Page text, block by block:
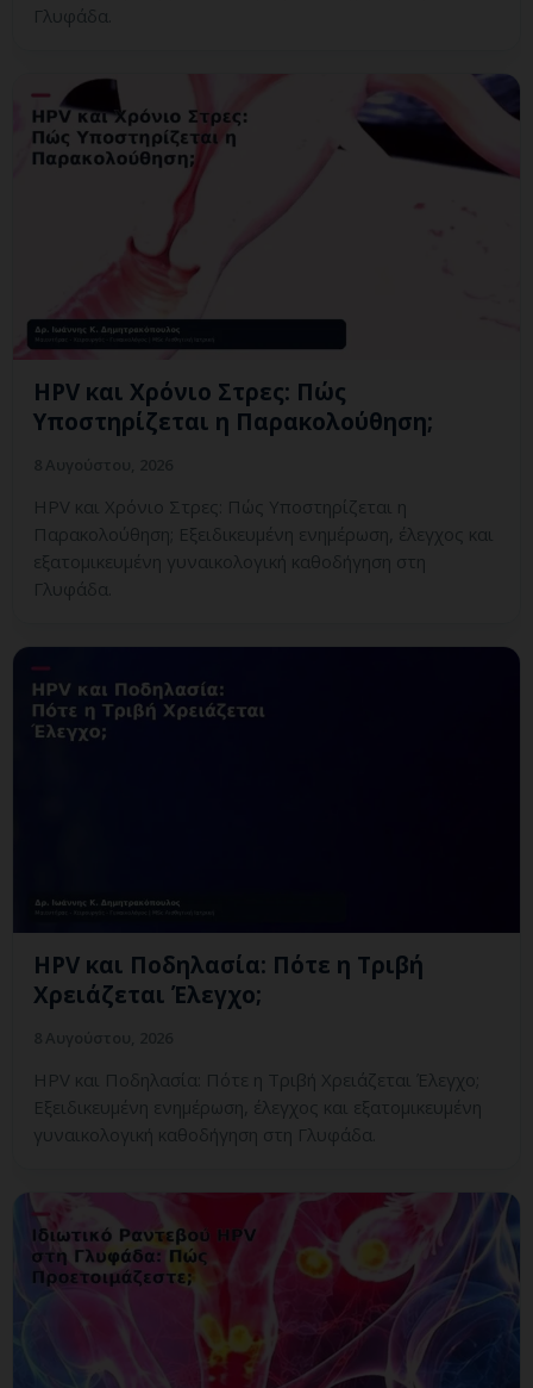
Γλυφάδα.
HPV και Χρόνιο Στρες: Πώς
Υποστηρίζεται η Παρακολούθηση;
HPV και Χρόνιο Στρες: Πώς Υποστηρίζεται η
Παρακολούθηση; Εξειδικευμένη ενημέρωση, έλεγχος και
εξατομικευμένη γυναικολογική καθοδήγηση στη
Γλυφάδα.
HPV και Ποδηλασία: Πότε η Τριβή
Χρειάζεται Έλεγχο;
HPV και Ποδηλασία: Πότε η Τριβή Χρειάζεται Έλεγχο;
Εξειδικευμένη ενημέρωση, έλεγχος και εξατομικευμένη
γυναικολογική καθοδήγηση στη Γλυφάδα.